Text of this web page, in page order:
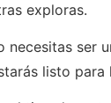
exploras.
ser
listo para